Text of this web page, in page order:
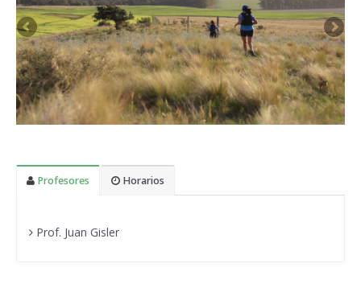
Profesores Horarios
Prof. Juan Gisler